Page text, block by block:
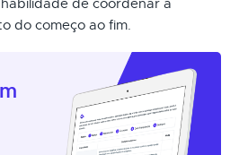
de coordenar a
do começo ao fim.